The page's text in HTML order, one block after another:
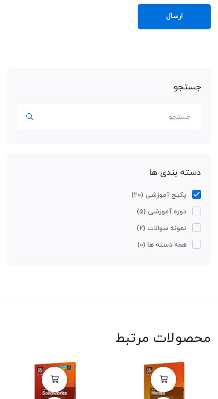
جستجو
برای:
دسته بندی ها
پکیج آموزشی (۲۰)
دوره آموزشی (۵)
نمونه سوالات (۲)
همه دسته ها (۰)
محصولات مرتبط